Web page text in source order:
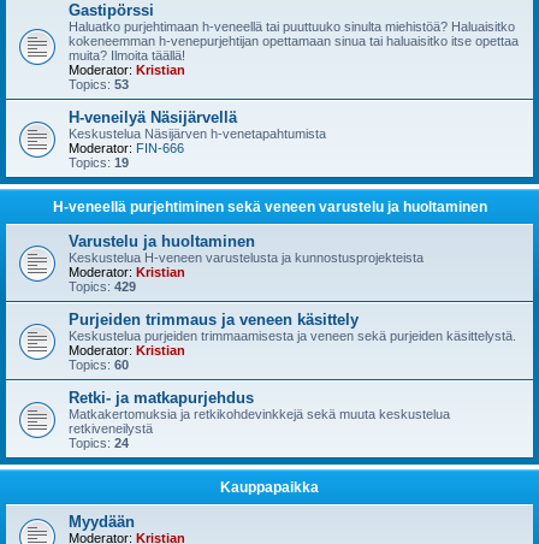
Gastipörssi
Haluatko purjehtimaan h-veneellä tai puuttuuko sinulta miehistöä? Haluaisitko
kokeneemman h-venepurjehtijan opettamaan sinua tai haluaisitko itse opettaa
muita? Ilmoita täällä!
Moderator: Kristian
Topics: 53
H-veneilyä Näsijärvellä
Keskustelua Näsijärven h-venetapahtumista
Moderator: FIN-666
Topics: 19
H-veneellä purjehtiminen sekä veneen varustelu ja huoltaminen
Varustelu ja huoltaminen
Keskustelua H-veneen varustelusta ja kunnostusprojekteista
Moderator: Kristian
Topics: 429
Purjeiden trimmaus ja veneen käsittely
Keskustelua purjeiden trimmaamisesta ja veneen sekä purjeiden käsittelystä.
Moderator: Kristian
Topics: 60
Retki- ja matkapurjehdus
Matkakertomuksia ja retkikohdevinkkejä sekä muuta keskustelua
retkiveneilystä
Topics: 24
Kauppapaikka
Myydään
Moderator: Kristian